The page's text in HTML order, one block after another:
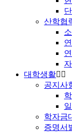
산학협
대학생활
공지사
학자금
증명서